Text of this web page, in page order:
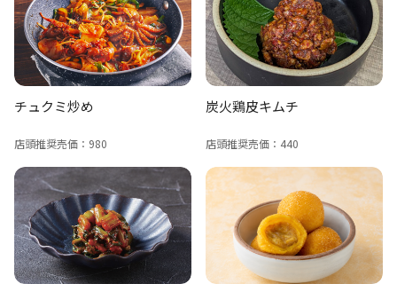
チュクミ炒め
店頭推奨売価：980
炭火鶏皮キムチ
店頭推奨売価：440